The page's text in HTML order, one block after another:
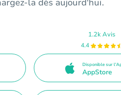
la dès aujourd'hui.
1.2k Avis
4.4
Disponible sur
AppStore